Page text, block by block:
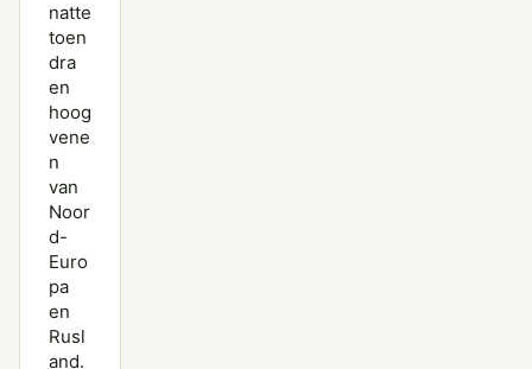
natte
toen
dra
en
hoog
vene
n
van
Noor
d-
Euro
pa
en
Rusl
and.